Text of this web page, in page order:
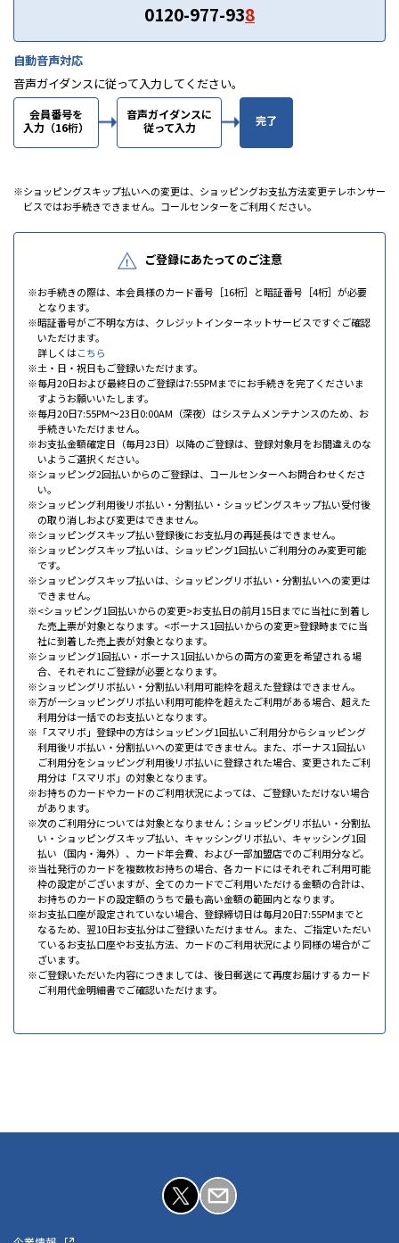
0120-977-938
自動音声対応
音声ガイダンスに従って入力してください。
会員番号を
入力（16桁）
音声ガイダンスに
従って入力
完了
ショッピングスキップ払いへの変更は、ショッピングお支払方法変更テレホンサー
ビスではお手続きできません。コールセンターをご利用ください。
ご登録にあたってのご注意
お手続きの際は、本会員様のカード番号［16桁］と暗証番号［4桁］が必要
となります。
暗証番号がご不明な方は、クレジットインターネットサービスですぐご確認
いただけます。
詳しくはこちら
土・日・祝日もご登録いただけます。
毎月20日および最終日のご登録は7:55PMまでにお手続きを完了くださいま
すようお願いいたします。
毎月20日7:55PM～23日0:00AM（深夜）はシステムメンテナンスのため、お
手続きいただけません。
お支払金額確定日（毎月23日）以降のご登録は、登録対象月をお間違えのな
いようご選択ください。
ショッピング2回払いからのご登録は、コールセンターへお問合わせくださ
い。
ショッピング利用後リボ払い・分割払い・ショッピングスキップ払い受付後
の取り消しおよび変更はできません。
ショッピングスキップ払い登録後にお支払月の再延長はできません。
ショッピングスキップ払いは、ショッピング1回払いご利用分のみ変更可能
です。
ショッピングスキップ払いは、ショッピングリボ払い・分割払いへの変更は
できません。
<ショッピング1回払いからの変更>お支払日の前月15日までに当社に到着し
た売上票が対象となります。<ボーナス1回払いからの変更>登録時までに当
社に到着した売上表が対象となります。
ショッピング1回払い・ボーナス1回払いからの両方の変更を希望される場
合、それぞれにご登録が必要となります。
ショッピングリボ払い・分割払い利用可能枠を超えた登録はできません。
万が一ショッピングリボ払い利用可能枠を超えたご利用がある場合、超えた
利用分は一括でのお支払いとなります。
「スマリボ」登録中の方はショッピング1回払いご利用分からショッピング
利用後リボ払い・分割払いへの変更はできません。また、ボーナス1回払い
ご利用分をショッピング利用後リボ払いに登録された場合、変更されたご利
用分は「スマリボ」の対象となります。
お持ちのカードやカードのご利用状況によっては、ご登録いただけない場合
があります。
次のご利用分については対象となりません：ショッピングリボ払い・分割払
い・ショッピングスキップ払い、キャッシングリボ払い、キャッシング1回
払い（国内・海外）、カード年会費、および一部加盟店でのご利用分など。
当社発行のカードを複数枚お持ちの場合、各カードにはそれぞれご利用可能
枠の設定がございますが、全てのカードでご利用いただける金額の合計は、
お持ちのカードの設定額のうちで最も高い金額の範囲内となります。
お支払口座が設定されていない場合、登録締切日は毎月20日7:55PMまでと
なるため、翌10日お支払分はご登録いただけません。また、ご指定いただい
ているお支払口座やお支払方法、カードのご利用状況により同様の場合がご
ざいます。
ご登録いただいた内容につきましては、後日郵送にて再度お届けするカード
ご利用代金明細書でご確認いただけます。